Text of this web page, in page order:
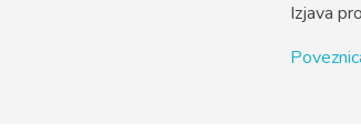
Izjava